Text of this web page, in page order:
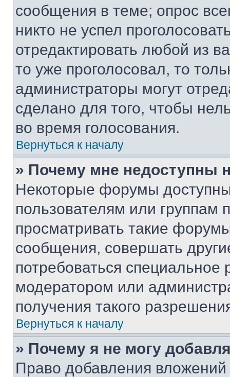
сообщения в теме; опрос
никто не успел
отредактировать любой из
то уже проголосовал, то
администраторы могут
сделано для того, чтобы
во время голосования.
Вернуться к началу
» Почему мне недоступны
Некоторые форумы
пользователям или группам
просматривать такие
сообщения, совершать
потребоваться
модератором или
получения такого
Вернуться к началу
» Почему я не могу
Право добавления